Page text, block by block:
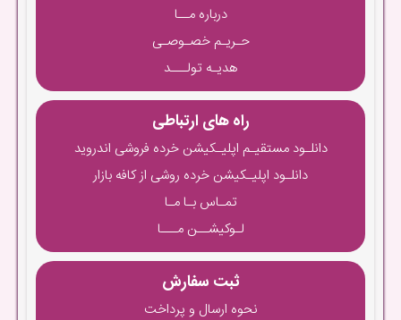
درباره مــا
حـریـم خصـوصـی
هدیـه تولـــد
راه های ارتباطی
دانلـود مستقیـم اپلیـکیشن خرده فروشی اندروید
دانلـود اپلیـکیشن خرده روشی از کافه بازار
تمـاس بـا مـا
لـوکیشــن مـــا
ثبت سفارش
نحوه ارسال و پرداخت